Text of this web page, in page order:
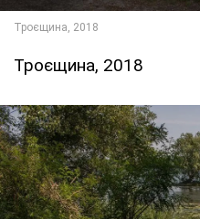
Троєщина, 2018